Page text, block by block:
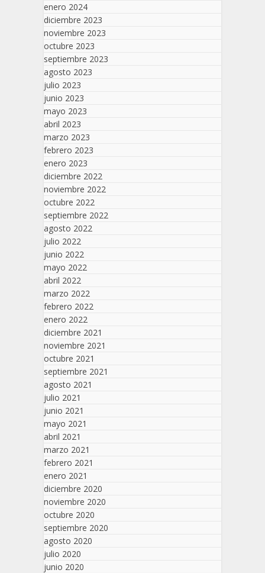
enero 2024
diciembre 2023
noviembre 2023
octubre 2023
septiembre 2023
agosto 2023
julio 2023
junio 2023
mayo 2023
abril 2023
marzo 2023
febrero 2023
enero 2023
diciembre 2022
noviembre 2022
octubre 2022
septiembre 2022
agosto 2022
julio 2022
junio 2022
mayo 2022
abril 2022
marzo 2022
febrero 2022
enero 2022
diciembre 2021
noviembre 2021
octubre 2021
septiembre 2021
agosto 2021
julio 2021
junio 2021
mayo 2021
abril 2021
marzo 2021
febrero 2021
enero 2021
diciembre 2020
noviembre 2020
octubre 2020
septiembre 2020
agosto 2020
julio 2020
junio 2020